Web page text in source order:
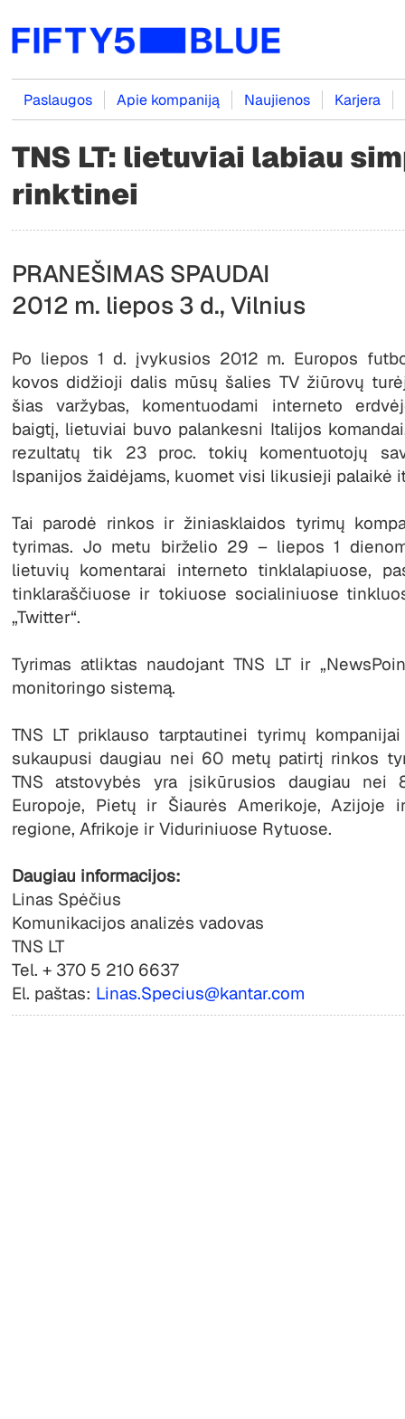
Paslaugos Apie kompaniją Naujienos Karjera
TNS LT: lietuviai labiau
rinktinei
PRANEŠIMAS SPAUDAI
2012 m. liepos 3 d., Vilnius
Po liepos 1 d. įvykusios 2012 m. Europos
kovos didžioji dalis mūsų šalies TV žiūrovų
šias varžybas, komentuodami interneto
baigtį, lietuviai buvo palankesni Italijos
rezultatų tik 23 proc. tokių komentuotojų
Ispanijos žaidėjams, kuomet visi likusieji palaikė
Tai parodė rinkos ir žiniasklaidos tyrimų
tyrimas. Jo metu birželio 29 – liepos 1
lietuvių komentarai interneto tinklalapiuose,
tinklaraščiuose ir tokiuose socialiniuose
„Twitter“.
Tyrimas atliktas naudojant TNS LT ir
monitoringo sistemą.
TNS LT priklauso tarptautinei tyrimų
sukaupusi daugiau nei 60 metų patirtį rinkos
TNS atstovybės yra įsikūrusios daugiau nei
Europoje, Pietų ir Šiaurės Amerikoje, Azijoje
regione, Afrikoje ir Viduriniuose Rytuose.
Daugiau informacijos:
Linas Spėčius
Komunikacijos analizės vadovas
TNS LT
Tel. + 370 5 210 6637
El. paštas: Linas.Specius@kantar.com